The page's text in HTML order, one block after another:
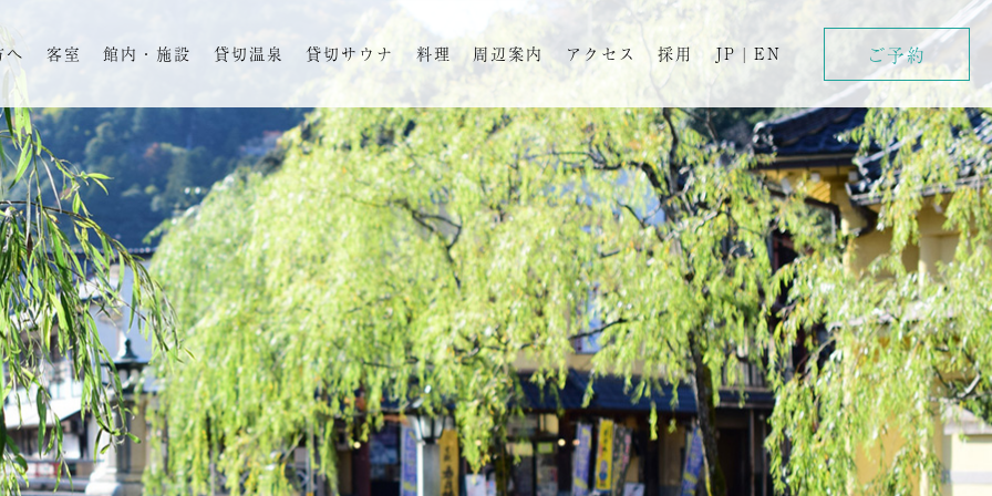
へ 客室 館内・施設 貸切温泉 貸切サウナ 料理 周辺案内 アクセス 採用 JP | EN ご予約